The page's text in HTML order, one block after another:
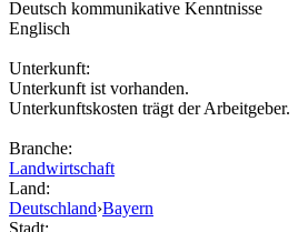
Deutsch kommunikative Kenntnisse
Englisch
Unterkunft:
Unterkunft ist vorhanden.
Unterkunftskosten trägt der Arbeitgeber.
Branche:
Landwirtschaft
Land:
Deutschland›Bayern
Stadt: